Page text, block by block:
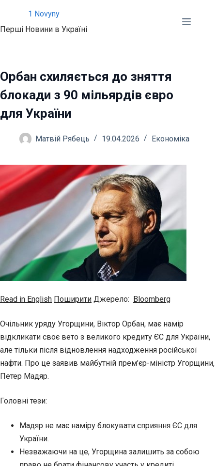
вмісту
1 Novyny
Перші Новини в Україні
Орбан схиляється до зняття
блокади з 90 мільярдів євро
для України
Матвій Рябець 19.04.2026 Економіка
Read in English Поширити Джерело: Bloomberg
Очільник уряду Угорщини, Віктор Орбан, має намір
відкликати своє вето з великого кредиту ЄС для України,
але тільки після відновлення надходження російської
нафти. Про це заявив майбутній прем’єр-міністр Угорщини,
Петер Мадяр.
Головні тези:
Мадяр не має наміру блокувати сприяння ЄС для
України.
Незважаючи на це, Угорщина залишить за собою